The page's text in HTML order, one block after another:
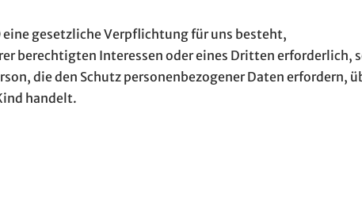
eine gesetzliche Verpflichtung für uns besteht,
berechtigten Interessen oder eines Dritten erforderlich,
die den Schutz personenbezogener Daten erfordern,
handelt.